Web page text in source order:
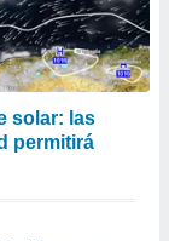
solar: las
permitirá